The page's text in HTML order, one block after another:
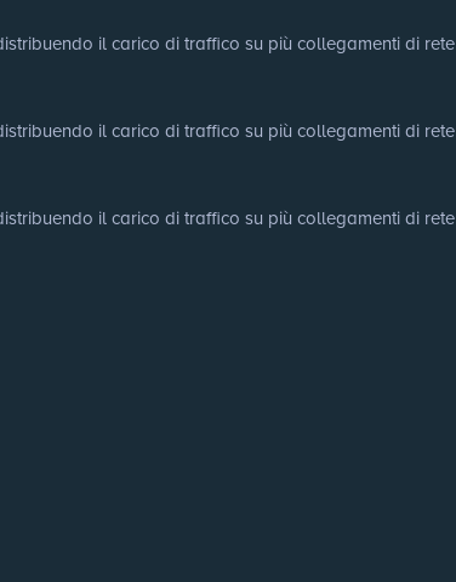
il carico di traffico su più collegamenti di rete
il carico di traffico su più collegamenti di rete
il carico di traffico su più collegamenti di rete